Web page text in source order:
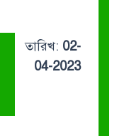
তারিখ: 02-
04-2023